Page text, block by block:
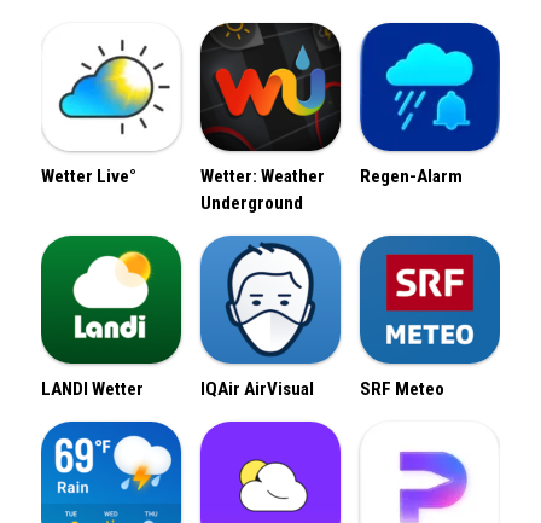
Wetter Live°
Wetter: Weather
Underground
Regen-Alarm
LANDI Wetter IQAir AirVisual SRF Meteo